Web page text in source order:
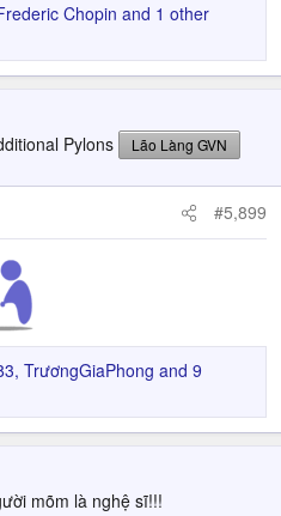
Chopin and 1 other
Pylons Lão Làng GVN
#5,899
, TrươngGiaPhong and 9
mõm là nghệ sĩ!!!